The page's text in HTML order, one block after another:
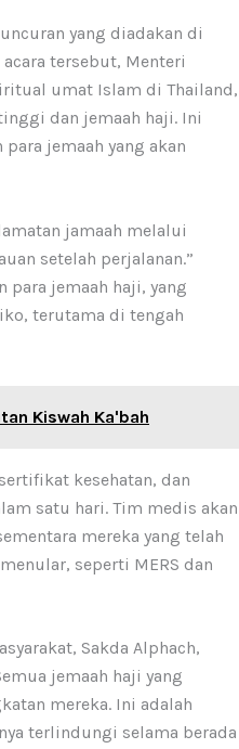
yang diadakan di
tersebut, Menteri
umat Islam di Thailand,
dan jemaah haji. Ini
jemaah yang akan
jamaah melalui
setelah perjalanan.”
jemaah haji, yang
terutama di tengah
Kiswah Ka'bah
kesehatan, dan
satu hari. Tim medis akan
mereka yang telah
seperti MERS dan
Sakda Alphach,
jemaah haji yang
mereka. Ini adalah
terlindungi selama berada